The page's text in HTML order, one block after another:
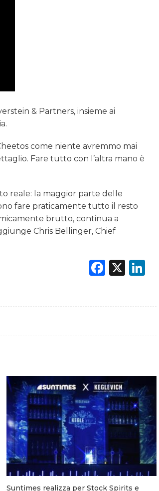
& Partners, insieme ai
come niente avremmo mai
Fare tutto con l’altra mano è
reale: la maggior parte delle
fare praticamente tutto il resto
brutto, continua a
Chris Bellinger, Chief
X
Suntimes realizza per Stock Spirits e